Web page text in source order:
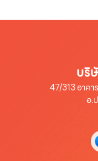
บริ
47/313 อาค
อ.